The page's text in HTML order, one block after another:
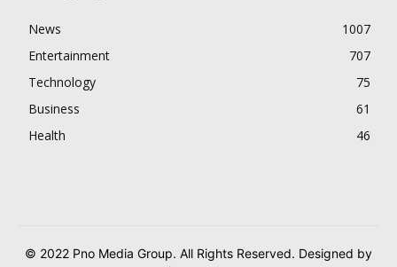
News
1007
Entertainment
707
Technology
75
Business
61
Health
46
© 2022 Pno Media Group. All Rights Reserved. Designed by